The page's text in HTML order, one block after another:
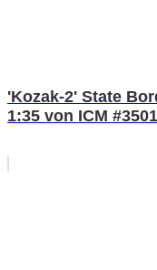
'Kozak-2' State
1:35 von ICM